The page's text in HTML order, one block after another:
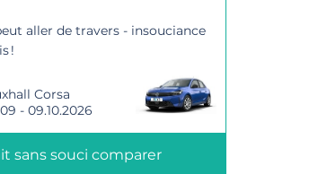
aller de travers - insouciance
!
Corsa
- 09.10.2026
sans souci comparer